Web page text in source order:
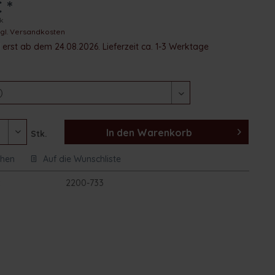
*
Versandkosten
ab dem 24.08.2026. Lieferzeit ca. 1-3 Werktage
Stk. In den Warenkorb
Auf die Wunschliste
2200-733